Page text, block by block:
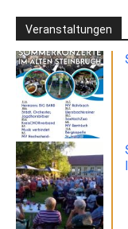
Veranstaltungen